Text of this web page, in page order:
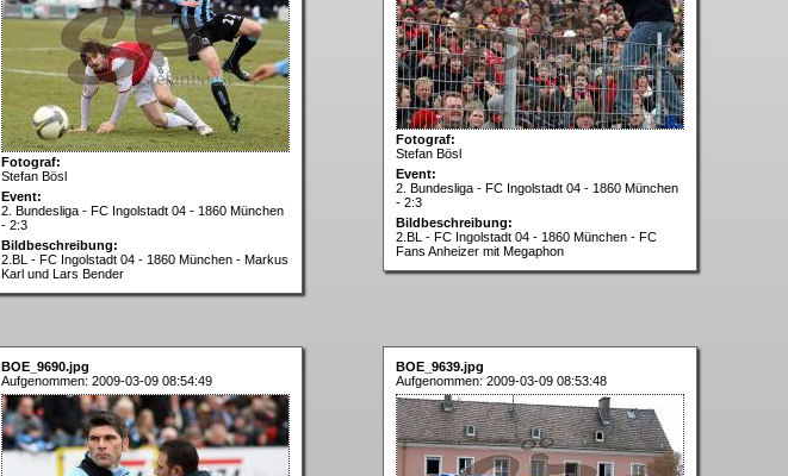
Fotograf:
Stefan Bösl
Event:
2. Bundesliga - FC Ingolstadt 04 - 1860 München
- 2:3
Bildbeschreibung:
2.BL - FC Ingolstadt 04 - 1860 München - Markus
Karl und Lars Bender
Fotograf:
Stefan Bösl
Event:
2. Bundesliga - FC Ingolstadt 04 - 1860 München
- 2:3
Bildbeschreibung:
2.BL - FC Ingolstadt 04 - 1860 München - FC
Fans Anheizer mit Megaphon
BOE_9690.jpg
Aufgenommen: 2009-03-09 08:54:49
BOE_9639.jpg
Aufgenommen: 2009-03-09 08:53:48